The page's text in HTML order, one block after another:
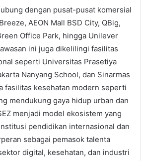
dengan pusat-pusat komersial
AEON Mall BSD City, QBig,
Office Park, hingga Unilever
ini juga dikelilingi fasilitas
seperti Universitas Prasetiya
Nanyang School, dan Sinarmas
fasilitas kesehatan modern seperti
mendukung gaya hidup urban dan
menjadi model ekosistem yang
pendidikan internasional dan
sebagai pemasok talenta
digital, kesehatan, dan industri